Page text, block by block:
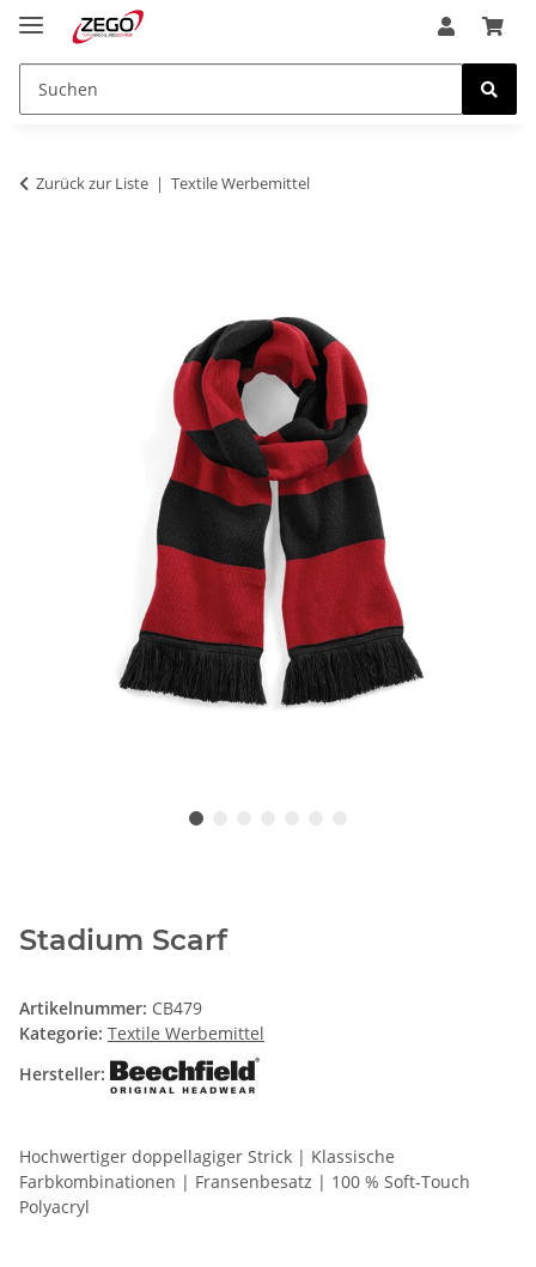
Zurück zur Liste Textile Werbemittel
Stadium Scarf
Artikelnummer: CB479
Kategorie: Textile Werbemittel
Hersteller:
Hochwertiger doppellagiger Strick | Klassische
Farbkombinationen | Fransenbesatz | 100 % Soft-Touch
Polyacryl